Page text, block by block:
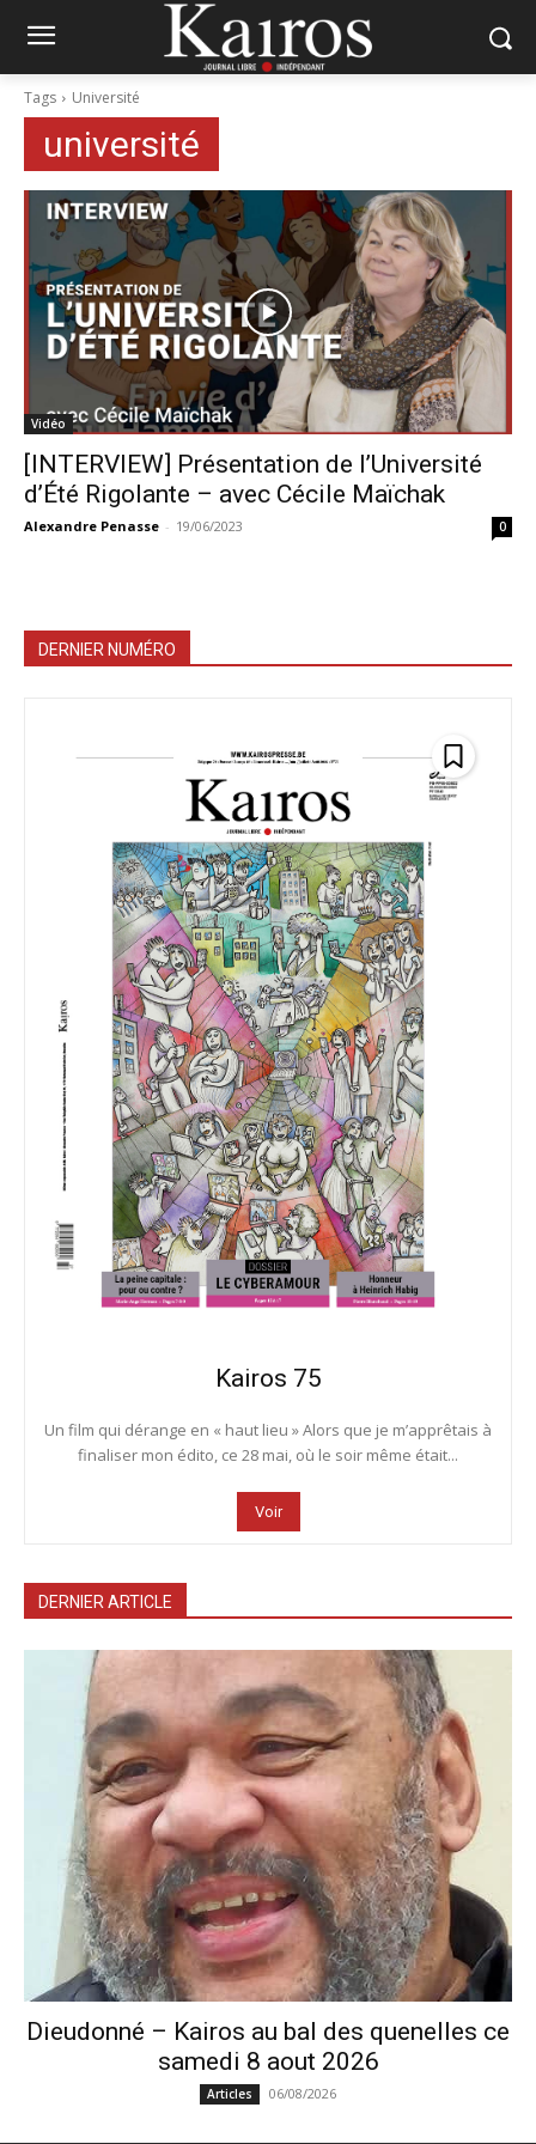
Tags Université
université
Vidéo
[INTERVIEW] Présentation de l’Université
d’Été Rigolante – avec Cécile Maïchak
Alexandre Penasse - 19/06/2023 0
DERNIER NUMÉRO
Kairos 75
Un film qui dérange en « haut lieu » Alors que je m’apprêtais à
finaliser mon édito, ce 28 mai, où le soir même était...
Voir
DERNIER ARTICLE
Dieudonné – Kairos au bal des quenelles ce
samedi 8 aout 2026
Articles 06/08/2026